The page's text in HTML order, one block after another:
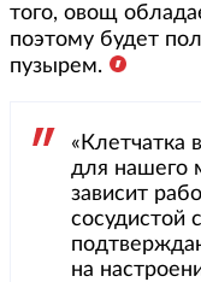
того, овощ
поэтому будет
пузырем.
«Клетчатка
для нашего
зависит
сосудистой
на